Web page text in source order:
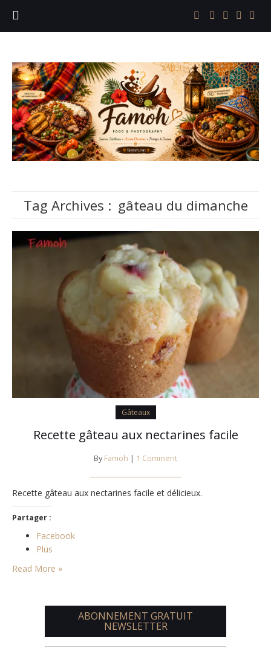
Tag Archives : gâteau du dimanche
Gâteaux
Recette gâteau aux nectarines facile
By Famoh | 1 Comment
Recette gâteau aux nectarines facile et délicieux.
Partager :
Facebook
Plus
Read More »
ABONNEMENT GRATUIT
NEWSLETTER